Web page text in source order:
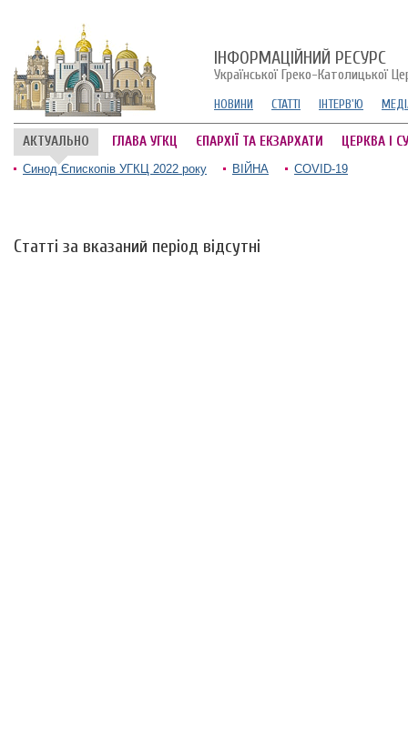
ІНФОРМАЦІЙНИЙ РЕСУРС
Української Греко-Католицької
НОВИНИ СТАТТІ ІНТЕРВ'Ю
АКТУАЛЬНО ГЛАВА УГКЦ ЄПАРХІЇ ТА ЕКЗАРХАТИ ЦЕРКВА І
Синод Єпископів УГКЦ 2022 року ВІЙНА COVID-19
Статті за вказаний період відсутні